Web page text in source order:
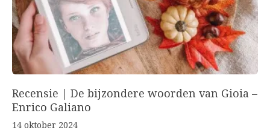
Recensie | De bijzondere woorden van Gioia –
Enrico Galiano
14 oktober 2024